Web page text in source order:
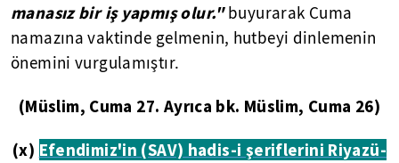
manasız bir iş yapmış olur."buyurarak Cuma
namazına vaktinde gelmenin, hutbeyi dinlemenin
önemini vurgulamıştır.
(Müslim, Cuma 27. Ayrıca bk. Müslim, Cuma 26)
(x) Efendimiz'in (SAV) hadis-i şeriflerini Riyazü-